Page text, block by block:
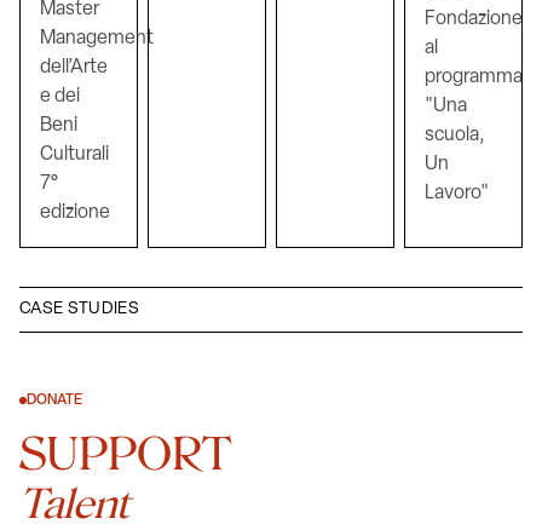
CASE STUDIES
Master
Management
dell’Arte
e dei
Beni
Culturali
7°
edizione
Fondazione
al
programma
"Una
scuola,
Un
Lavoro"
DONATE
SUPPORT
Talent